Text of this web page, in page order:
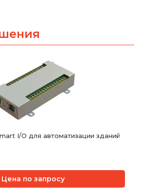
I/O для автоматизации зданий
Цена по запросу